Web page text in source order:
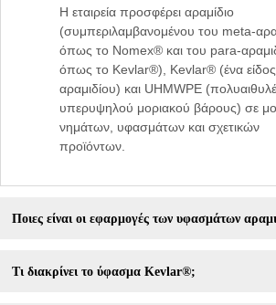
Η εταιρεία προσφέρει αραμίδιο
(συμπεριλαμβανομένου του meta-
όπως το Nomex® και του para-
όπως το Kevlar®), Kevlar® (ένα
αραμιδίου) και UHMWPE
υπερυψηλού μοριακού βάρους) σε
νημάτων, υφασμάτων και σχετικών
προϊόντων.
Ποιες είναι οι εφαρμογές των υφασμάτων
Τι διακρίνει το ύφασμα Kevlar®;